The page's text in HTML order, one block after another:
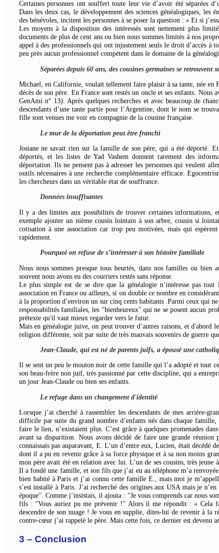
Certaines personnes ont souffert toute leur vie d’avoir été séparées
Dans les deux cas, le développement des sciences généalogiques,
des bénévoles, incitent les personnes à se poser la question : « Et si
Les moyens à la disposition des intéressés sont nettement plus
documents de plus de cent ans ou bien nous sommes limités à nos
appel à des professionnels qui ont injustement seuls le droit d’accès à
peu près aucun professionnel compétent dans le domaine de la
Séparées depuis 60 ans, des cousines germaines se retrouvent
Michael, en Californie, voulait tellement faire plaisir à sa tante, née
décès de son père. En France sont restés un oncle et ses enfants.
GenAmi n° 13). Après quelques recherches et avec beaucoup de
descendants d’une tante partie pour l’Argentine, dont le nom se
fille sont venues me voir en compagnie de la cousine française.
Le mur de la déportation peut être franchi
Josiane ne savait rien sur la famille de son père, qui a été déporté.
déportés, et les listes de Yad Vashem donnent rarement des
déportation. Ils ne pensent pas à adresser les personnes qui veulent
outils nécessaires à une recherche complémentaire efficace.
les chercheurs dans un véritable état de souffrance.
Données insuffisantes
Il y a des limites aux possibilités de trouver certaines informations,
exemple ajouter un nième cousin lointain à son arbre, cousin si
cotisation à une association car trop peu motivées, mais qui
rapidement.
Pourquoi on refuse de s’intéresser à son histoire familiale
Nous nous sommes presque tous heurtés, dans nos familles ou bien
souvent nous avons eu des courriers restés sans réponse.
Le plus simple est de se dire que la généalogie n’intéresse pas
association en France ou ailleurs, si on double ce nombre en
à la proportion d’environ un sur cinq cents habitants .Parmi ceux qui
responsabilités familiales, les "bienheureux" qui ne se posent aucun
prétexte qu'il vaut mieux regarder vers le futur.
Mais en généalogie juive, on peut trouver d’autres raisons, et d'abord
religion différente, soit par suite de très mauvais souvenirs de guerre
Jean-Claude, qui est né de parents juifs, a épousé une
Il se sent un peu le mouton noir de cette famille qui l’a adopté et tout
son beau-frère non juif, très passionné par cette discipline, qui a
un jour Jean-Claude ou bien ses enfants.
Le refuge dans un changement d'identité
Lorsque j’ai cherché à rassembler les descendants de mes arrière-
difficile par suite du grand nombre d’enfants nés dans chaque
faire le lien, n’existaient plus. C’est grâce à quelques promenades
avant sa disparition. Nous avons décidé de faire une grande
connaissais pas auparavant, E. L’un d’entre eux, Lucien, était
dont il a pu en revenir grâce à sa force physique et à sa non moins
mon père avait été en relation avec lui. L’un de ses cousins, très
Il a fondé une famille, et son fils que j’ai eu au téléphone m’a
bien habité à Paris et j’ai connu cette famille E., mais moi je
s’est installé à Paris. J’ai recherché des origines aux USA mais je
époque". Comme j’insistais, il ajouta : "Je vous comprends car nous
fils : "Vous auriez pu me prévenir !" Alors il me répondit : « Cela
descendre de son nuage ! Je vous en supplie, dites-lui de revenir à la
contre-cœur j’ai rappelé le père. Mais cette fois, ce dernier est devenu
3 – Conclusion